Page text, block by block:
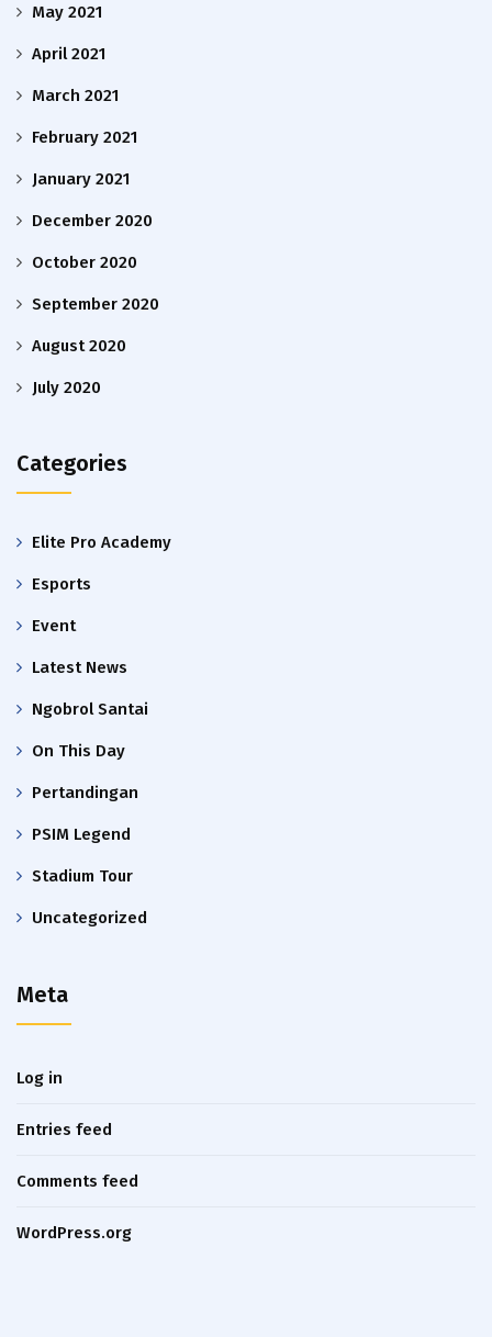
May 2021
April 2021
March 2021
February 2021
January 2021
December 2020
October 2020
September 2020
August 2020
July 2020
Categories
Elite Pro Academy
Esports
Event
Latest News
Ngobrol Santai
On This Day
Pertandingan
PSIM Legend
Stadium Tour
Uncategorized
Meta
Log in
Entries feed
Comments feed
WordPress.org